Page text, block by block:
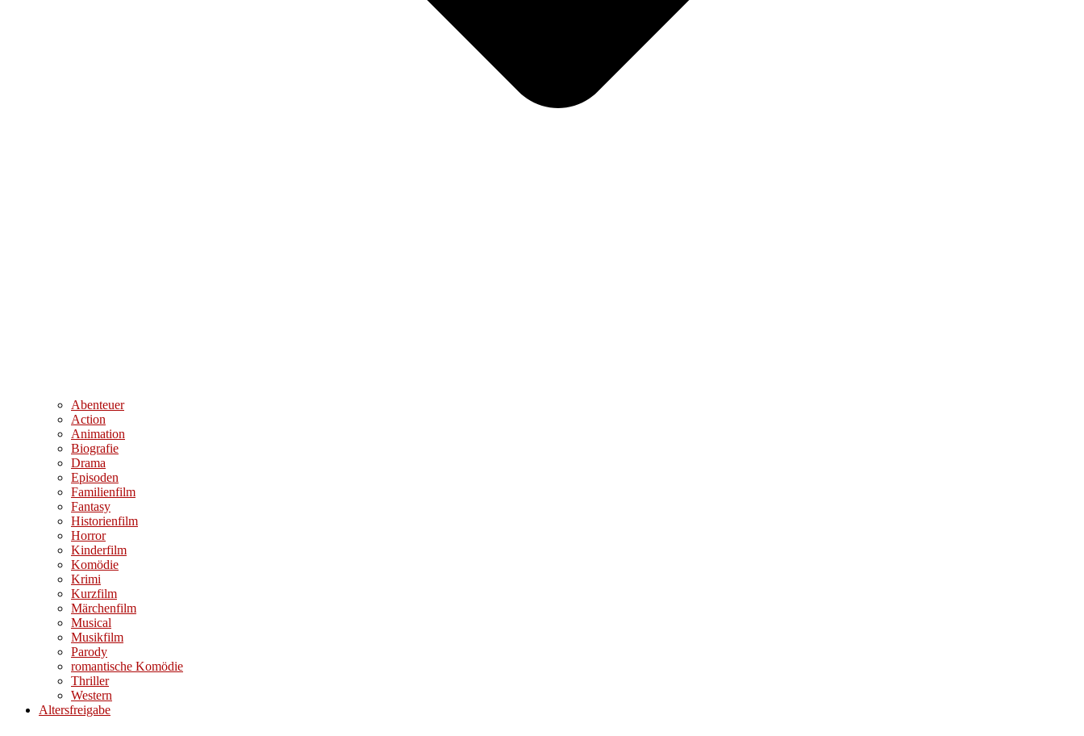
Abenteuer
Action
Animation
Biografie
Drama
Episoden
Familienfilm
Fantasy
Historienfilm
Horror
Kinderfilm
Komödie
Krimi
Kurzfilm
Märchenfilm
Musical
Musikfilm
Parody
romantische Komödie
Thriller
Western
Altersfreigabe